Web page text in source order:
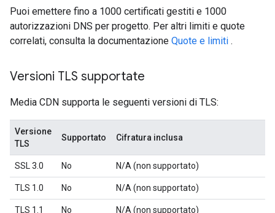
Puoi emettere fino a 1000 certificati gestiti e 1000
autorizzazioni DNS per progetto. Per altri limiti e quote
correlati, consulta la documentazione Quote e limiti .
Versioni TLS supportate
Media CDN supporta le seguenti versioni di TLS:
Versione
TLS
Supportato Cifratura inclusa
SSL 3.0 No N/A (non supportato)
TLS 1.0 No N/A (non supportato)
TLS 1.1 No N/A (non supportato)